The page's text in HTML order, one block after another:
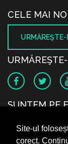
Site-ul
corect.
CELE MAI
SUNTEM PE